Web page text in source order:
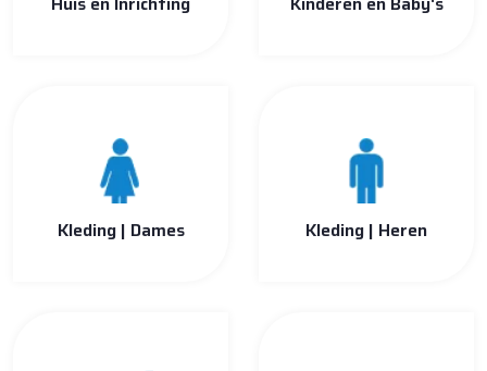
Kleding | Dames Kleding | Heren